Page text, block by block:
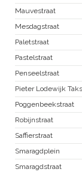
Mauvestraat
Mesdagstraat
Paletstraat
Pastelstraat
Penseelstraat
Pieter Lodewijk
Poggenbeekstraat
Robijnstraat
Saffierstraat
Smaragdplein
Smaragdstraat